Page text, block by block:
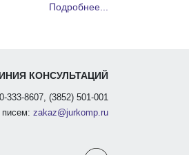
Подробнее...
КОНСУЛЬТАЦИЙ
333-8607, (3852) 501-001
zakaz@jurkomp.ru